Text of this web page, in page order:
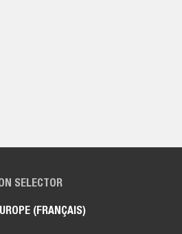
SELECTOR
(FRANÇAIS)